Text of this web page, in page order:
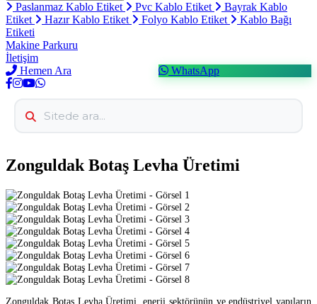
Paslanmaz Kablo Etiket Pvc Kablo Etiket
Bayrak Kablo
Etiket
Hazır Kablo Etiket Folyo Kablo Etiket
Kablo Bağı
Etiketi
Makine Parkuru
İletişim
Hemen Ara
WhatsApp
Zonguldak Botaş Levha Üretimi
Zonguldak Botaş Levha Üretimi, enerji sektörünün ve endüstriyel yapıların